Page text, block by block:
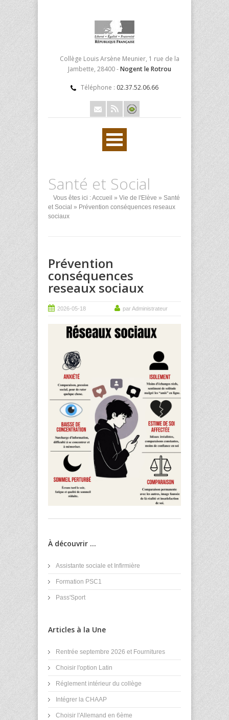
Collège Louis Arsène Meunier, 1 rue de la
Jambette, 28400 -Nogent le Rotrou
Téléphone : 02.37.52.06.66
Santé et Social
Vous êtes ici :Accueil » Vie de l'Elève » Santé
et Social » Prévention conséquences reseaux
sociaux
Prévention
conséquences
reseaux sociaux
2026-05-18 par Administrateur
À découvrir ...
Assistante sociale et Infirmière
Formation PSC1
Pass'Sport
Articles à la Une
Rentrée septembre 2026 et Fournitures
Choisir l'option Latin
Réglement intérieur du collège
Intégrer la CHAAP
Choisir l'Allemand en 6ème